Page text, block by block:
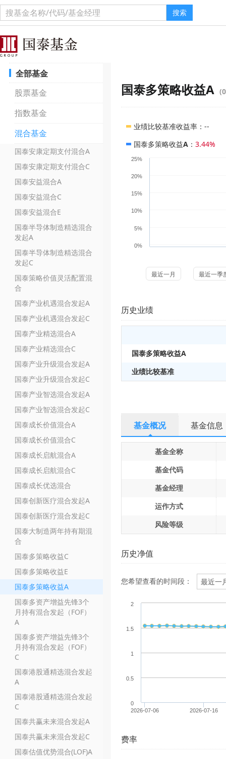
搜索
全部基金
股票基金
指数基金
混合基金
国泰安康定期支付混合A
国泰安康定期支付混合C
国泰安益混合A
国泰安益混合C
国泰安益混合E
国泰半导体制造精选混合
发起A
国泰半导体制造精选混合
发起C
国泰策略价值灵活配置混
合
国泰产业机遇混合发起A
国泰产业机遇混合发起C
国泰产业精选混合A
国泰产业精选混合C
国泰产业升级混合发起A
国泰产业升级混合发起C
国泰产业智选混合发起A
国泰产业智选混合发起C
国泰成长价值混合A
国泰成长价值混合C
国泰成长启航混合A
国泰成长启航混合C
国泰成长优选混合
国泰创新医疗混合发起A
国泰创新医疗混合发起C
国泰大制造两年持有期混
合
国泰多策略收益C
国泰多策略收益E
国泰多策略收益A
国泰多资产增益先锋3个
月持有混合发起（FOF）
A
国泰多资产增益先锋3个
月持有混合发起（FOF）
C
国泰港股通精选混合发起
A
国泰港股通精选混合发起
C
国泰共赢未来混合发起A
国泰共赢未来混合发起C
国泰估值优势混合(LOF)A
国泰多策略收益A
业绩比较基准收益率 ： --
国泰多策略收益A ： 3.44%
0%
5%
10%
15%
20%
25%
最近一月 最近一季
历史业绩
国泰多策略收益A
业绩比较基准
基金概况 基金信息
基金全称
基金代码
基金经理
运作方式
风险等级
历史净值
您希望查看的时间段：
2026-07-06 2026-07-16
0
0.5
1
1.5
2
费率